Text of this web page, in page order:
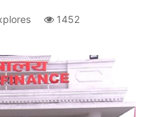
1452